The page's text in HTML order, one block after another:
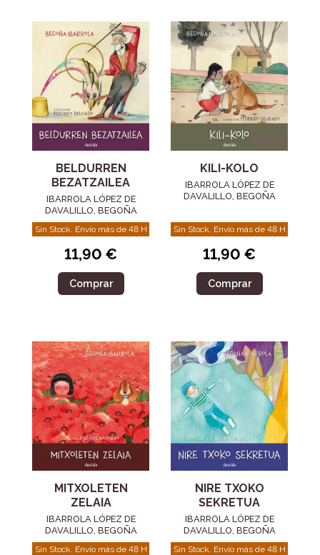
BELDURREN
BEZATZAILEA
IBARROLA LÓPEZ DE
DAVALILLO, BEGOÑA
Sin Stock. Envío más de 48 H
11,90 €
Comprar
KILI-KOLO
IBARROLA LÓPEZ DE
DAVALILLO, BEGOÑA
Sin Stock. Envío más de 48 H
11,90 €
Comprar
MITXOLETEN
ZELAIA
IBARROLA LÓPEZ DE
DAVALILLO, BEGOÑA
Sin Stock. Envío más de 48 H
NIRE TXOKO
SEKRETUA
IBARROLA LÓPEZ DE
DAVALILLO, BEGOÑA
Sin Stock. Envío más de 48 H